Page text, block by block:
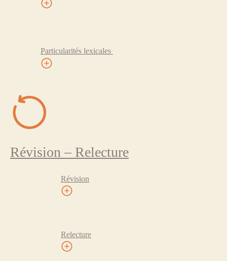
Particularités lexicales
Révision – Relecture
Révision
Relecture